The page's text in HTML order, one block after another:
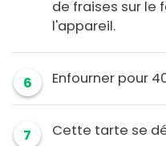
de fraises sur le
l'appareil.
6 Enfourner pour
7 Cette tarte se